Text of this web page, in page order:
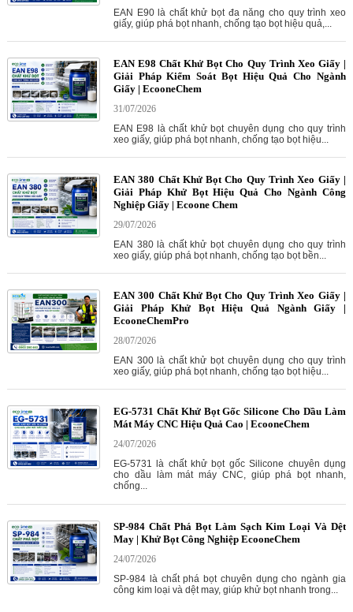
EAN E90 là chất khử bọt đa năng cho quy trình xeo
giấy, giúp phá bọt nhanh, chống tạo bọt hiệu quả,...
EAN E98 Chất Khử Bọt Cho Quy Trình Xeo Giấy |
Giải Pháp Kiểm Soát Bọt Hiệu Quả Cho Ngành
Giấy | EcooneChem
31/07/2026
EAN E98 là chất khử bọt chuyên dụng cho quy trình
xeo giấy, giúp phá bọt nhanh, chống tạo bọt hiệu...
EAN 380 Chất Khử Bọt Cho Quy Trình Xeo Giấy |
Giải Pháp Khử Bọt Hiệu Quả Cho Ngành Công
Nghiệp Giấy | Ecoone Chem
29/07/2026
EAN 380 là chất khử bọt chuyên dụng cho quy trình
xeo giấy, giúp phá bọt nhanh, chống tạo bọt bền...
EAN 300 Chất Khử Bọt Cho Quy Trình Xeo Giấy |
Giải Pháp Khử Bọt Hiệu Quả Ngành Giấy |
EcooneChemPro
28/07/2026
EAN 300 là chất khử bọt chuyên dụng cho quy trình
xeo giấy, giúp phá bọt nhanh, chống tạo bọt hiệu...
EG-5731 Chất Khử Bọt Gốc Silicone Cho Dầu Làm
Mát Máy CNC Hiệu Quả Cao | EcooneChem
24/07/2026
EG-5731 là chất khử bọt gốc Silicone chuyên dụng
cho dầu làm mát máy CNC, giúp phá bọt nhanh,
chống...
SP-984 Chất Phá Bọt Làm Sạch Kim Loại Và Dệt
May | Khử Bọt Công Nghiệp EcooneChem
24/07/2026
SP-984 là chất phá bọt chuyên dụng cho ngành gia
công kim loại và dệt may, giúp khử bọt nhanh trong...